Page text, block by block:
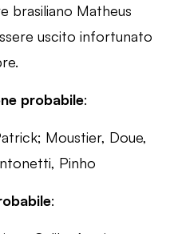
brasiliano Matheus
uscito infortunato
probabile:
Moustier, Doue,
Pinho
: